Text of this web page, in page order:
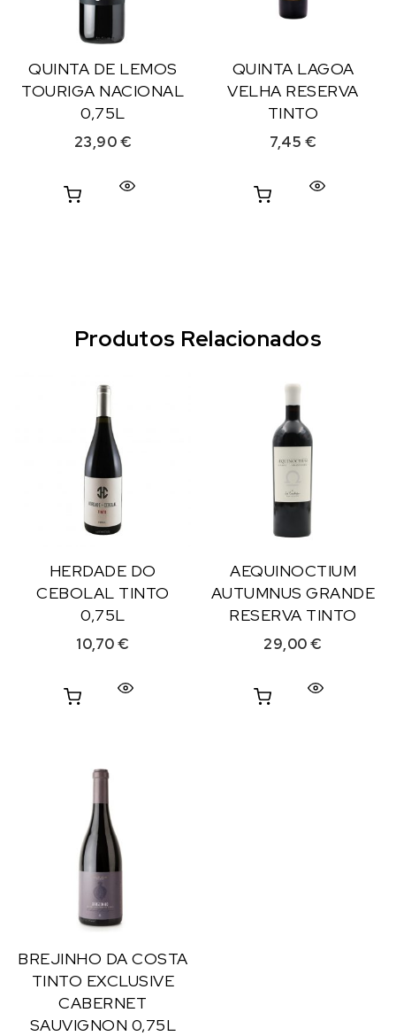
QUINTA DE LEMOS
TOURIGA NACIONAL
0,75L
23,90€
QUINTA LAGOA
VELHA RESERVA
TINTO
7,45 €
Produtos Relacionados
HERDADE DO
CEBOLAL TINTO
0,75L
10,70€
AEQUINOCTIUM
AUTUMNUS GRANDE
RESERVA TINTO
29,00€
BREJINHO DA COSTA
TINTO EXCLUSIVE
CABERNET
SAUVIGNON 0,75L